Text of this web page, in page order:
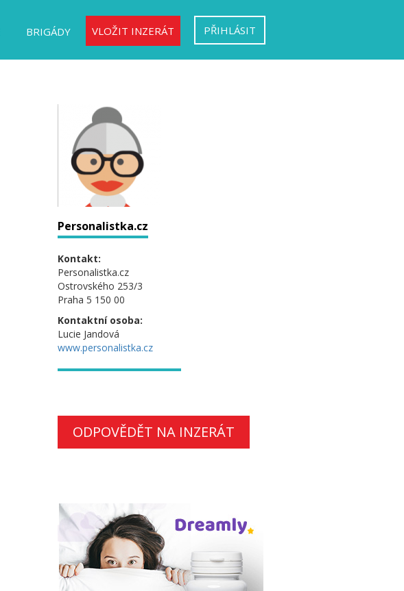
BRIGÁDY VLOŽIT INZERÁT PŘIHLÁSIT
Personalistka.cz
Kontakt:
Personalistka.cz
Ostrovského 253/3
Praha 5 150 00
Kontaktní osoba:
Lucie Jandová
www.personalistka.cz
ODPOVĚDĚT NA INZERÁT